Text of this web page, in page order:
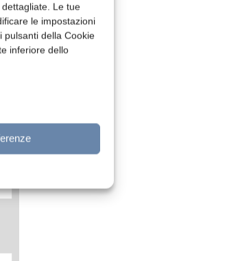
Le tue
le impostazioni
pulsanti della Cookie
inferiore dello